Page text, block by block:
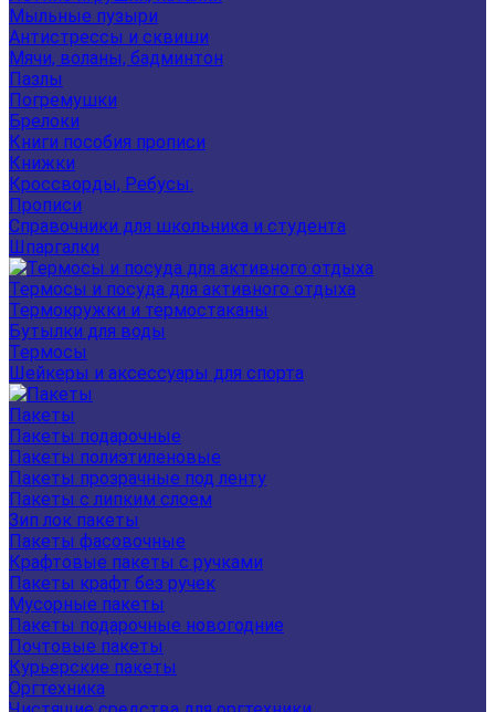
Мыльные пузыри
Антистрессы и сквиши
Мячи, воланы, бадминтон
Пазлы
Погремушки
Брелоки
Книги пособия прописи
Книжки
Кроссворды, Ребусы.
Прописи
Справочники для школьника и студента
Шпаргалки
Термосы и посуда для активного отдыха
Термокружки и термостаканы
Бутылки для воды
Термосы
Шейкеры и аксессуары для спорта
Пакеты
Пакеты подарочные
Пакеты полиэтиленовые
Пакеты прозрачные под ленту
Пакеты с липким слоем
Зип лок пакеты
Пакеты фасовочные
Крафтовые пакеты с ручками
Пакеты крафт без ручек
Мусорные пакеты
Пакеты подарочные новогодние
Почтовые пакеты
Курьерские пакеты
Оргтехника